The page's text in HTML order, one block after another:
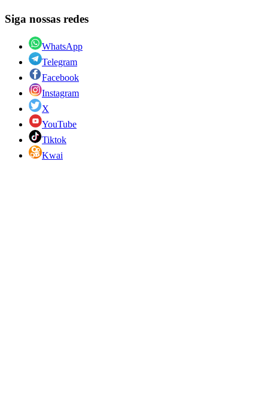
Siga nossas redes
WhatsApp
Telegram
Facebook
Instagram
X
YouTube
Tiktok
Kwai